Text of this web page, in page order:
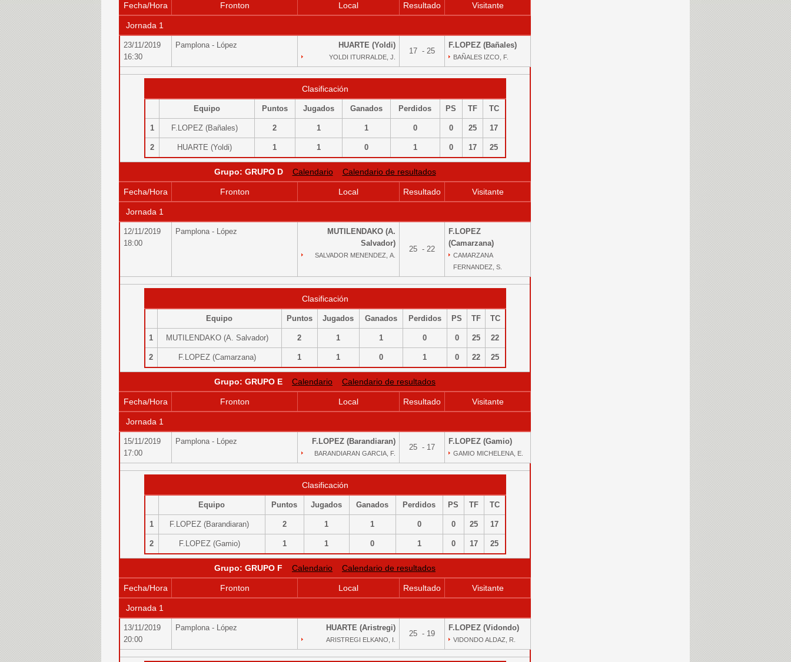
Fecha/Hora Fronton Local Resultado Visitante
Jornada 1
23/11/2019
16:30
Pamplona - López HUARTE (Yoldi)
YOLDI ITURRALDE, J.
17 - 25
F.LOPEZ (Bañales)
BAÑALES IZCO, F.
Clasificación
Equipo Puntos Jugados Ganados Perdidos PS TF TC
1 F.LOPEZ (Bañales) 2 1 1 0 0 25 17
2 HUARTE (Yoldi) 1 1 0 1 0 17 25
Grupo: GRUPO D Calendario Calendario de resultados
Fecha/Hora Fronton Local Resultado Visitante
Jornada 1
12/11/2019
18:00
Pamplona - López
MUTILENDAKO (A.
Salvador)
SALVADOR MENENDEZ, A.
25 - 22
F.LOPEZ
(Camarzana)
CAMARZANA
FERNANDEZ, S.
Clasificación
Equipo Puntos Jugados Ganados Perdidos PS TF TC
1 MUTILENDAKO (A. Salvador) 2 1 1 0 0 25 22
2 F.LOPEZ (Camarzana) 1 1 0 1 0 22 25
Grupo: GRUPO E Calendario Calendario de resultados
Fecha/Hora Fronton Local Resultado Visitante
Jornada 1
15/11/2019
17:00
Pamplona - López F.LOPEZ (Barandiaran)
BARANDIARAN GARCIA, F.
25 - 17
F.LOPEZ (Gamio)
GAMIO MICHELENA, E.
Clasificación
Equipo Puntos Jugados Ganados Perdidos PS TF TC
1 F.LOPEZ (Barandiaran) 2 1 1 0 0 25 17
2 F.LOPEZ (Gamio) 1 1 0 1 0 17 25
Grupo: GRUPO F Calendario Calendario de resultados
Fecha/Hora Fronton Local Resultado Visitante
Jornada 1
13/11/2019
20:00
Pamplona - López HUARTE (Aristregi)
ARISTREGI ELKANO, I.
25 - 19
F.LOPEZ (Vidondo)
VIDONDO ALDAZ, R.